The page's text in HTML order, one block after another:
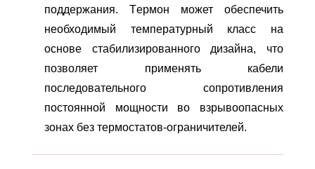
поддержания. Tермон может обеспечить
необходимый температурный класс на
основе стабилизированного дизайна, что
позволяет применять кабели
последовательного сопротивления
постоянной мощности во взрывоопасных
зонах без термостатов-ограничителей.